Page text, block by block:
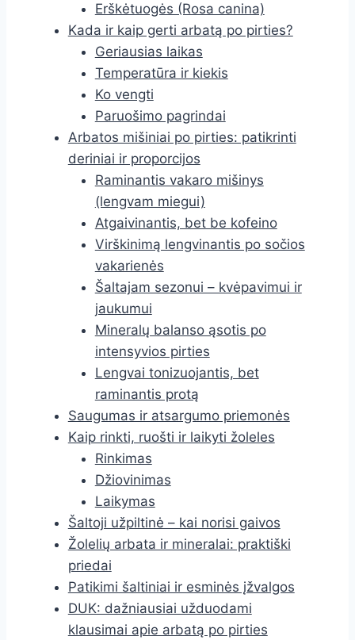
Erškėtuogės (Rosa canina)
Kada ir kaip gerti arbatą po pirties?
Geriausias laikas
Temperatūra ir kiekis
Ko vengti
Paruošimo pagrindai
Arbatos mišiniai po pirties: patikrinti
deriniai ir proporcijos
Raminantis vakaro mišinys
(lengvam miegui)
Atgaivinantis, bet be kofeino
Virškinimą lengvinantis po sočios
vakarienės
Šaltajam sezonui – kvėpavimui ir
jaukumui
Mineralų balanso ąsotis po
intensyvios pirties
Lengvai tonizuojantis, bet
raminantis protą
Saugumas ir atsargumo priemonės
Kaip rinkti, ruošti ir laikyti žoleles
Rinkimas
Džiovinimas
Laikymas
Šaltoji užpiltinė – kai norisi gaivos
Žolelių arbata ir mineralai: praktiški
priedai
Patikimi šaltiniai ir esminės įžvalgos
DUK: dažniausiai užduodami
klausimai apie arbatą po pirties